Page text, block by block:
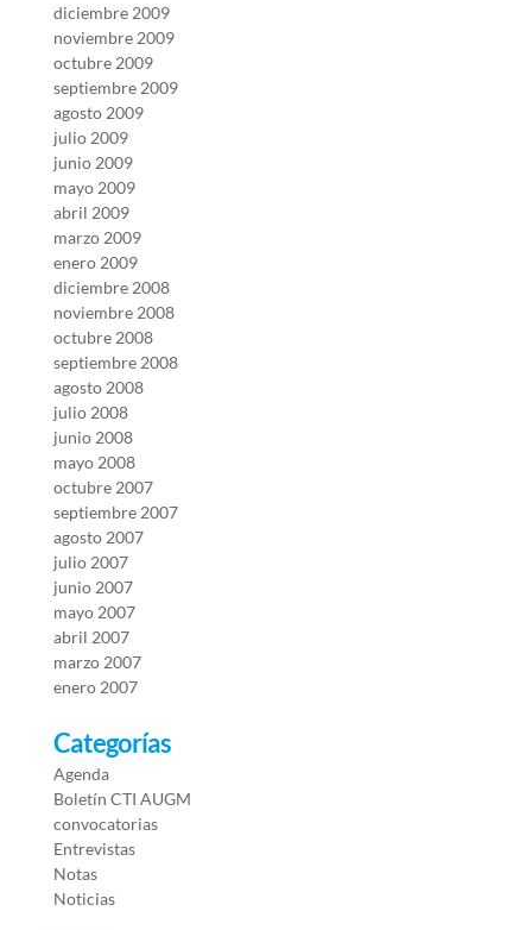
diciembre 2009
noviembre 2009
octubre 2009
septiembre 2009
agosto 2009
julio 2009
junio 2009
mayo 2009
abril 2009
marzo 2009
enero 2009
diciembre 2008
noviembre 2008
octubre 2008
septiembre 2008
agosto 2008
julio 2008
junio 2008
mayo 2008
octubre 2007
septiembre 2007
agosto 2007
julio 2007
junio 2007
mayo 2007
abril 2007
marzo 2007
enero 2007
Categorías
Agenda
Boletín CTI AUGM
convocatorias
Entrevistas
Notas
Noticias